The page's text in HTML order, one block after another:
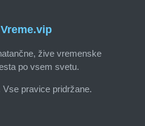
žive vremenske
po vsem svetu.
pravice pridržane.